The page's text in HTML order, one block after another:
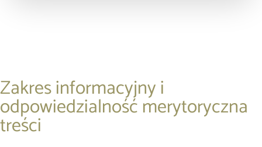
Zakres informacyjny i
odpowiedzialność merytoryczna
treści